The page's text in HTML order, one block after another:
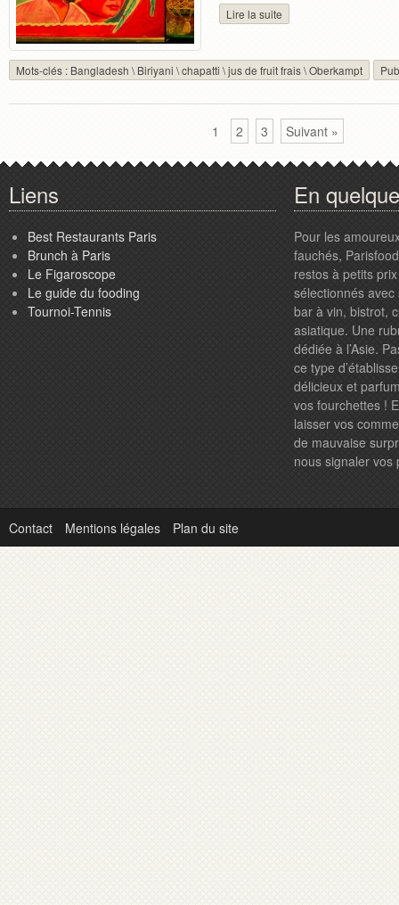
Lire la suite
Mots-clés : Bangladesh \ Biriyani \chapatti \jus de fruit frais\Oberkampt
1 2 3 Suivant »
Liens
Best Restaurants Paris
Brunch à Paris
Le Figaroscope
Le guide du fooding
Tournoi-Tennis
En
Pour les
fauchés,
restos à petits
sélectionnés
bar à vin, bistrot,
asiatique. Une
dédiée à l’Asie.
ce type
délicieux et
vos fourchettes !
laisser vos
de mauvaise
nous signaler
Contact Mentions légales Plan du site